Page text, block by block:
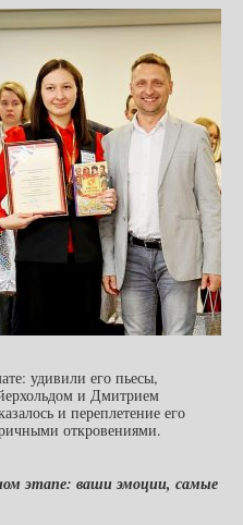
удивили его пьесы,
и Дмитрием
и переплетение его
откровениями.
этапе: ваши эмоции, самые